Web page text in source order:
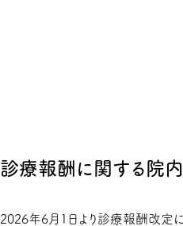
診療報酬に関する院
2026年6月1日より診療報酬改定